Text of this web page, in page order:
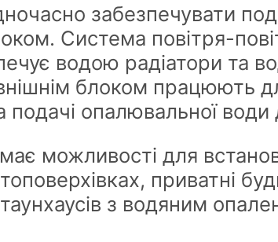
забезпечувати
Система повітря-
водою радіатори та
блоком працюють
опалювальної
можливості для
приватні
з водяним